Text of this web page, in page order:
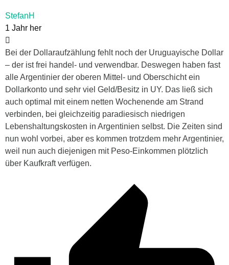
StefanH
1 Jahr her
Bei der Dollaraufzählung fehlt noch der Uruguayische Dollar
– der ist frei handel- und verwendbar. Deswegen haben fast
alle Argentinier der oberen Mittel- und Oberschicht ein
Dollarkonto und sehr viel Geld/Besitz in UY. Das ließ sich
auch optimal mit einem netten Wochenende am Strand
verbinden, bei gleichzeitig paradiesisch niedrigen
Lebenshaltungskosten in Argentinien selbst. Die Zeiten sind
nun wohl vorbei, aber es kommen trotzdem mehr Argentinier,
weil nun auch diejenigen mit Peso-Einkommen plötzlich
über Kaufkraft verfügen.